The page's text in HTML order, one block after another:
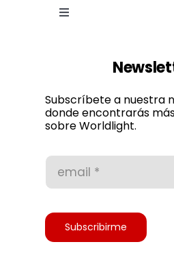
Toggle
Política de privacidad
Accesibilidad
Subscríbete a nuestra
donde encontrarás
sobre Worldlight.
Subscribirme